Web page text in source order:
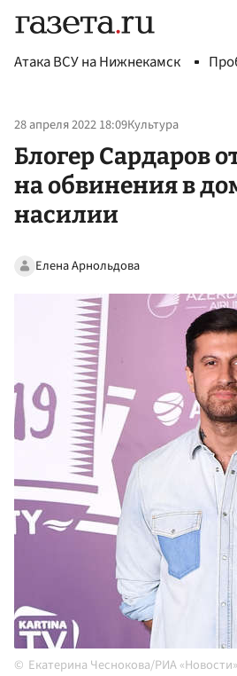
Атака ВСУ на Нижнекамск
28 апреля 2022 18:09Культура
Блогер Сардаров
на обвинения в
насилии
Елена Арнольдова
Екатерина Чеснокова/РИА «Новости»